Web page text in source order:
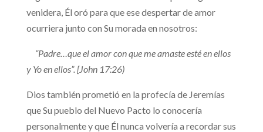
venidera, Él oró para que ese despertar de amor
ocurriera junto con Su morada en nosotros:
“Padre…que el amor con que me amaste esté en ellos
y Yo en ellos”. [John 17:26)
Dios también prometió en la profecía de Jeremías
que Su pueblo del Nuevo Pacto lo conocería
personalmente y que Él nunca volvería a recordar sus